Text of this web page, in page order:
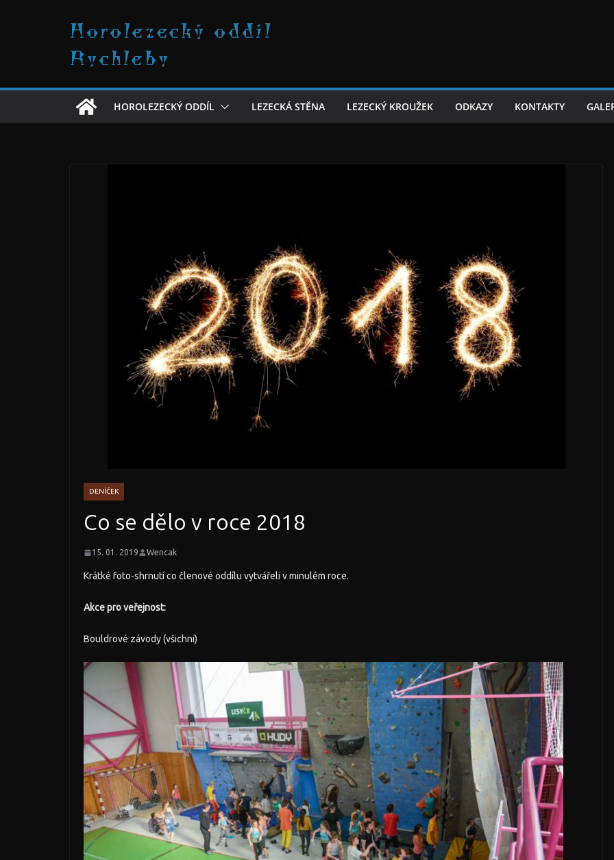
Horolezecký oddíl
Rychleby
HOROLEZECKÝ ODDÍL LEZECKÁ STĚNA LEZECKÝ KROUŽEK ODKAZY KONTAKTY
DENÍČEK
Co se dělo v roce 2018
15. 01. 2019 Wencak
Krátké foto-shrnutí co členové oddílu vytvářeli v minulém roce.
Akce pro veřejnost:
Bouldrové závody (všichni)